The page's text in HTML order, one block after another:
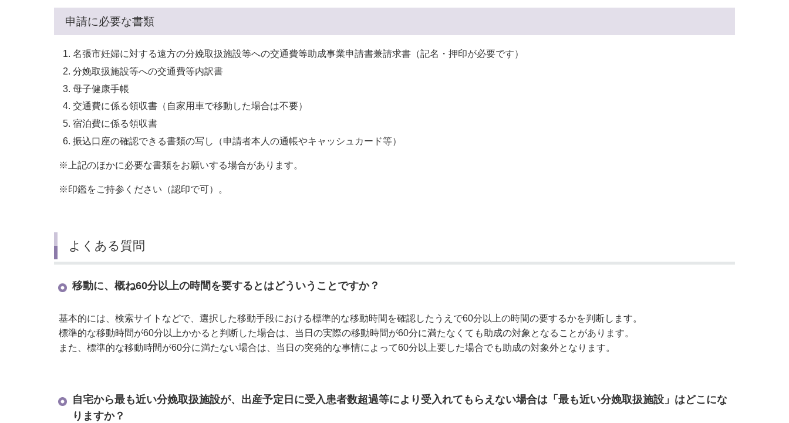
申請に必要な書類
名張市妊婦に対する遠方の分娩取扱施設等への交通費等助成事業申請書兼請求書（記名・押印が必要です）
分娩取扱施設等への交通費等内訳書
母子健康手帳
交通費に係る領収書（自家用車で移動した場合は不要）
宿泊費に係る領収書
振込口座の確認できる書類の写し（申請者本人の通帳やキャッシュカード等）
※上記のほかに必要な書類をお願いする場合があります。
※印鑑をご持参ください（認印で可）。
よくある質問
移動に、概ね60分以上の時間を要するとはどういうことですか？
基本的には、検索サイトなどで、選択した移動手段における標準的な移動時間を確認したうえで60分以上の時間の要するかを判断します。
標準的な移動時間が60分以上かかると判断した場合は、当日の実際の移動時間が60分に満たなくても助成の対象となることがあります。
また、標準的な移動時間が60分に満たない場合は、当日の突発的な事情によって60分以上要した場合でも助成の対象外となります。
自宅から最も近い分娩取扱施設が、出産予定日に受入患者数超過等により受入れてもらえない場合は「最も近い分娩取扱施設」はどこにな
りますか？